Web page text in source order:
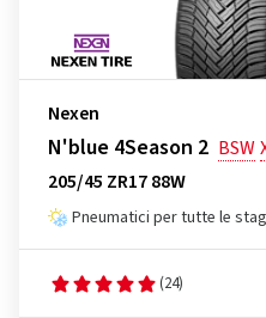
Nexen
N'blue 4Season 2 BSW
205/45 ZR17 88W
Pneumatici per tutte le
(24)